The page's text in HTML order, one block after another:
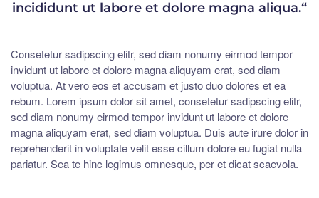
incididunt ut labore et dolore magna aliqua.“
Consetetur sadipscing elitr, sed diam nonumy eirmod tempor
invidunt ut labore et dolore magna aliquyam erat, sed diam
voluptua. At vero eos et accusam et justo duo dolores et ea
rebum. Lorem ipsum dolor sit amet, consetetur sadipscing elitr,
sed diam nonumy eirmod tempor invidunt ut labore et dolore
magna aliquyam erat, sed diam voluptua. Duis aute irure dolor in
reprehenderit in voluptate velit esse cillum dolore eu fugiat nulla
pariatur. Sea te hinc legimus omnesque, per et dicat scaevola.